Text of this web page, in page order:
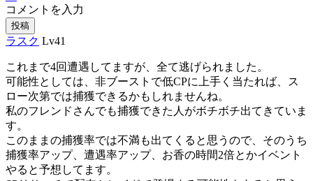
コメントを入力
投稿
ラスク Lv41
これまで4回遭遇してますが、全て逃げられました。
可能性としては、非ブーストで低CPに上手く当たれば、ス
ロー次第では捕獲できるかもしれませんね。
私のフレンドさんでも捕獲できた人がボチボチ出てきていま
す。
このままの捕獲率では不満も出てくると思うので、そのうち
捕獲率アップ、遭遇率アップ、お香の時間2倍とかイベント
やると予想してます。